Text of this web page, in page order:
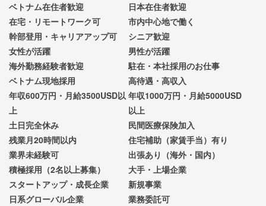
ベトナム在住者歓迎
日本在住者歓迎
在宅・リモートワーク可
市内中心地で働く
幹部登用・キャリアアップ可
シニア歓迎
女性が活躍
男性が活躍
海外勤務経験者歓迎
駐在・本社採用のお仕事
ベトナム現地採用
高待遇・高収入
年収600万円・月給3500USD以
上
年収1000万円・月給5000USD
以上
土日完全休み
民間医療保険加入
残業月20時間以内
住宅補助（家賃手当）有り
業界未経験可
出張あり（海外・国内）
積極採用（2名以上募集）
大手・上場企業
スタートアップ・成長企業
新規事業
日系グローバル企業
業務委託可